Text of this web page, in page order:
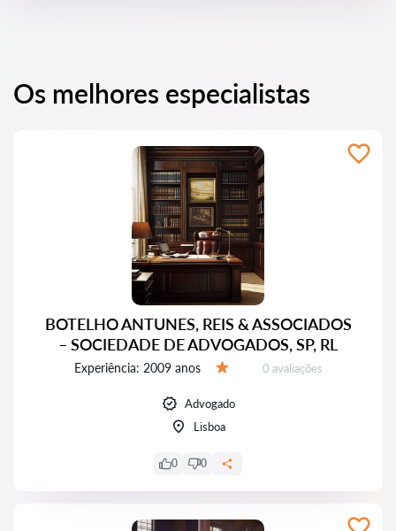
Os melhores especialistas
BOTELHO ANTUNES, REIS & ASSOCIADOS
– SOCIEDADE DE ADVOGADOS, SP, RL
Experiência: 2009 anos Avaliações:
0 avaliações
Advogado
Lisboa
0 0